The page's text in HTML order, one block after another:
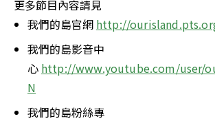
更多節目內容請見
我們的島官網 http://
我們的島影音中
心 http://www.youtube.com/user/
N
我們的島粉絲專